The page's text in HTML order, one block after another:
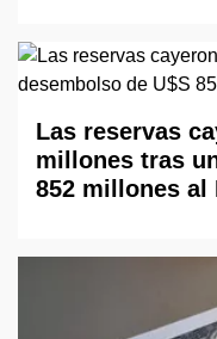
Las reservas
millones tras
852 millones al